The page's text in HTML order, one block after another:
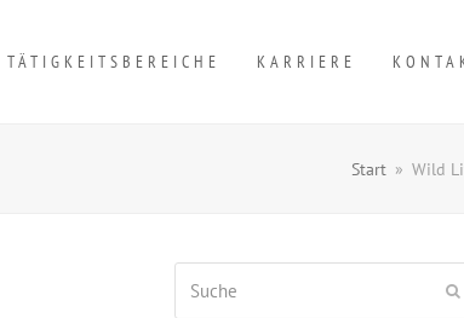
TÄTIGKEITSBEREICHE KARRIERE
Start » Wild